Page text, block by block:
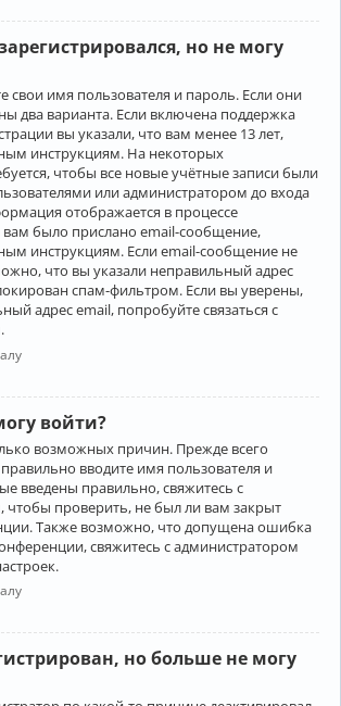
но не могу
свои имя пользователя и пароль. Если они
два варианта. Если включена поддержка
вы указали, что вам менее 13 лет,
инструкциям. На некоторых
чтобы все новые учётные записи были
или администратором до входа
отображается в процессе
вам было прислано email-сообщение,
инструкциям. Если email-сообщение не
что вы указали неправильный адрес
спам-фильтром. Если вы уверены,
адрес email, попробуйте связаться с
войти?
возможных причин. Прежде всего
вводите имя пользователя и
введены правильно, свяжитесь с
чтобы проверить, не был ли вам закрыт
Также возможно, что допущена ошибка
свяжитесь с администратором
но больше не могу